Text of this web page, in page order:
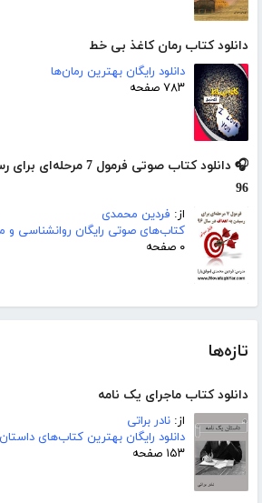
دانلود کتاب رمان کاغذ بی خط
دانلود رایگان بهترین رمان‌ها
۷۸۳ صفحه
🎧 دانلود کتاب صوتی
96
از: فردین محمدی
کتاب‌های صوتی رایگان روانشناسی و
۰ صفحه
تازه‌ها
دانلود کتاب ماجرای یک نامه
از: نادر براتی
دانلود رایگان بهترین کتاب‌های داستان
۱۵۳ صفحه